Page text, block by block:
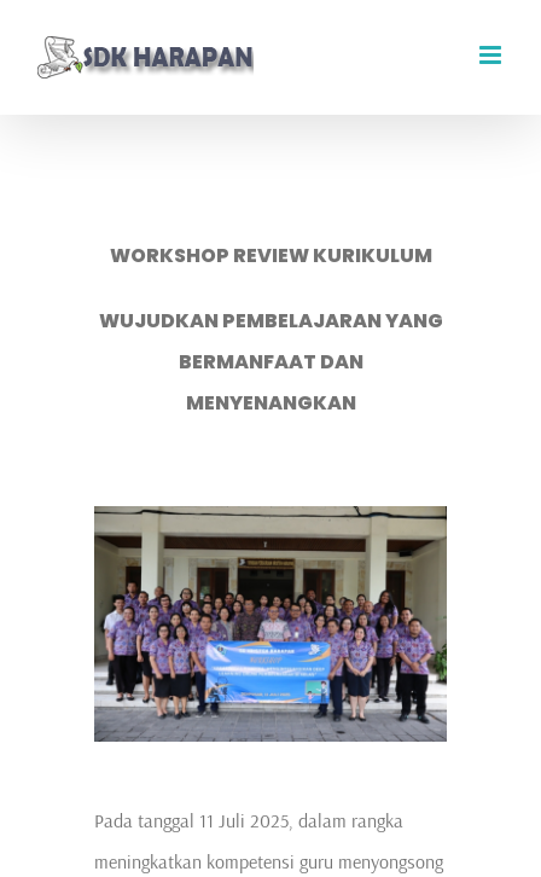
WORKSHOP REVIEW KURIKULUM
WUJUDKAN PEMBELAJARAN YANG
BERMANFAAT DAN
MENYENANGKAN
Pada tanggal 11 Juli 2025, dalam rangka
meningkatkan kompetensi guru menyongsong